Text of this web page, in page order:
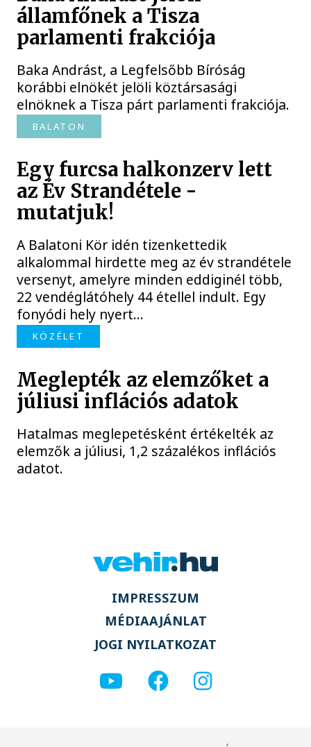
államfőnek a Tisza
parlamenti frakciója
Baka Andrást, a Legfelsőbb Bíróság
korábbi elnökét jelöli köztársasági
elnöknek a Tisza párt parlamenti frakciója.
BALATON
Egy furcsa halkonzerv lett
az Év Strandétele -
mutatjuk!
A Balatoni Kör idén tizenkettedik
alkalommal hirdette meg az év strandétele
versenyt, amelyre minden eddiginél több,
22 vendéglátóhely 44 étellel indult. Egy
fonyódi hely nyert...
KÖZÉLET
Meglepték az elemzőket a
júliusi inflációs adatok
Hatalmas meglepetésként értékelték az
elemzők a júliusi, 1,2 százalékos inflációs
adatot.
IMPRESSZUM
MÉDIAAJÁNLAT
JOGI NYILATKOZAT